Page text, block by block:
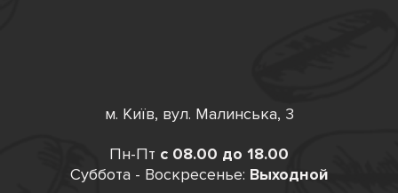
Пн-Пт с 08.00 до 18.00
Суббота - Воскресенье: Выходной
м. Київ, вул. Малинська, 3